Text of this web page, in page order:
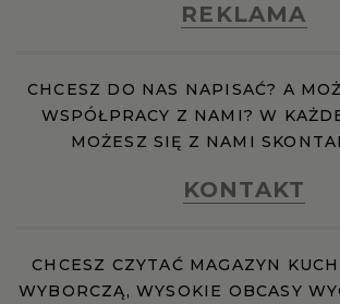
REKLAMA
CHCESZ DO NAS NAPISAĆ? A
WSPÓŁPRACY Z NAMI? W
MOŻESZ SIĘ Z NAMI
KONTAKT
CHCESZ CZYTAĆ MAGAZYN
WYBORCZĄ, WYSOKIE OBCASY